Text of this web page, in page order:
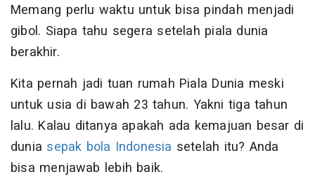
Memang perlu waktu untuk bisa pindah menjadi
gibol. Siapa tahu segera setelah piala dunia
berakhir.
Kita pernah jadi tuan rumah Piala Dunia meski
untuk usia di bawah 23 tahun. Yakni tiga tahun
lalu. Kalau ditanya apakah ada kemajuan besar di
dunia sepak bola Indonesia setelah itu? Anda
bisa menjawab lebih baik.